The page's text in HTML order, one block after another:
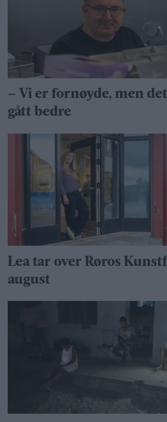
– Vi er fornøyde, men
gått bedre
Lea tar over Røros
august